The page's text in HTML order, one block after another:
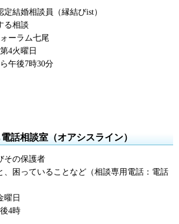
結婚相談員（縁結びist）
る相談
ーラム七尾
4火曜日
午後7時30分
話相談室（オアシスライン）
その保護者
、困っていることなど（相談専用電話：電話
曜日
4時